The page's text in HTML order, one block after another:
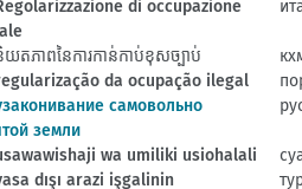
di occupazione
យតភាពនៃការកាន់កាប់ខុសច្បាប់
da ocupação ilegal
самовольно
земли
wa umiliki usiohalali
dışı arazi işgalinin